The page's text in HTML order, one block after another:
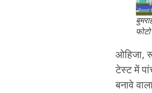
ओहिजा,
टेस्ट में
बनावे